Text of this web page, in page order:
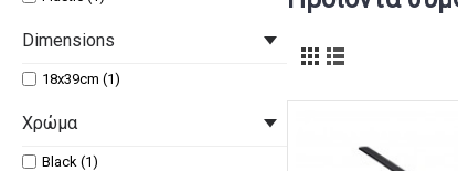
Dimensions
18x39cm (1)
Χρώμα
Black (1)